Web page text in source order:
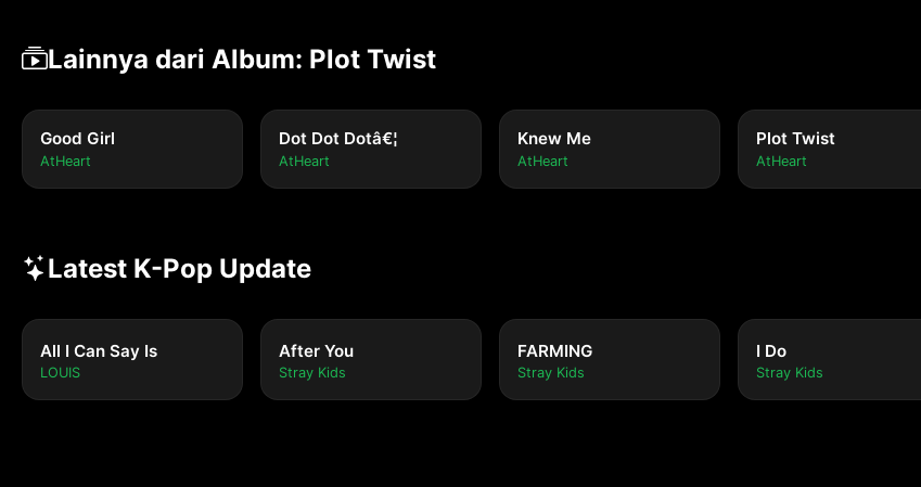
Lainnya dari Album: Plot Twist
Good Girl
AtHeart
Dot Dot Dotâ€¦
AtHeart
Knew Me
AtHeart
Plot Twist
AtHeart
Latest K-Pop Update
All I Can Say Is
LOUIS
After You
Stray Kids
FARMING
Stray Kids
I Do
Stray Kids